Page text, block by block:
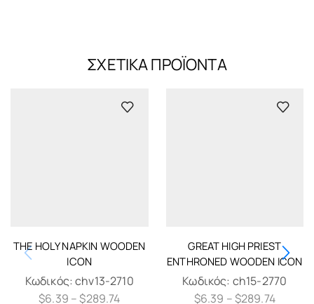
ΣΧΕΤΙΚΆ ΠΡΟΪΌΝΤΑ
THE HOLY NAPKIN WOODEN
ICON
Κωδικός:chv13-2710
$6.39 –$289.74
GREAT HIGH PRIEST
ENTHRONED WOODEN ICON
Κωδικός: ch15-2770
$6.39 –$289.74